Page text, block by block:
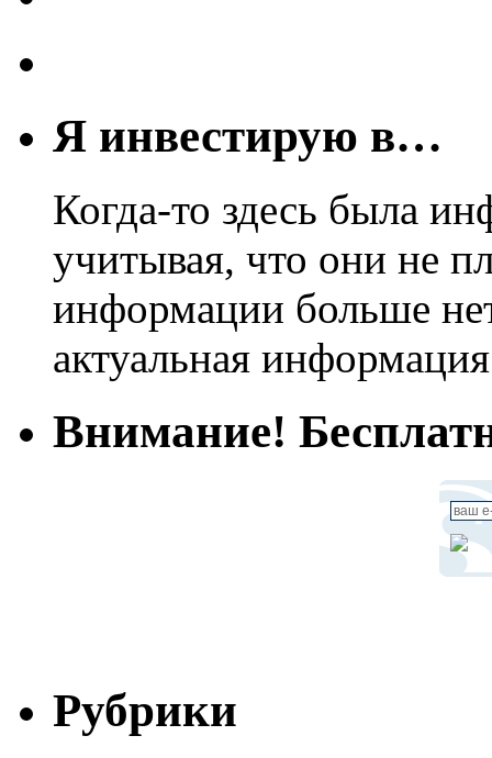
Я инвестирую в…
Когда-то здесь была
учитывая, что они не
информации больше
актуальная
Внимание!
Рубрики